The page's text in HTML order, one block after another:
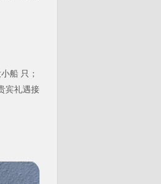
船 只；
宾礼遇接